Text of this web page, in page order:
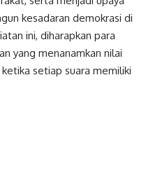
kesadaran demokrasi di
ini, diharapkan para
yang menanamkan nilai
setiap suara memiliki